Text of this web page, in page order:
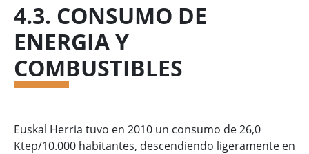
4.3. CONSUMO DE
ENERGIA Y
COMBUSTIBLES
Euskal Herria tuvo en 2010 un consumo de 26,0
Ktep/10.000 habitantes, descendiendo ligeramente en